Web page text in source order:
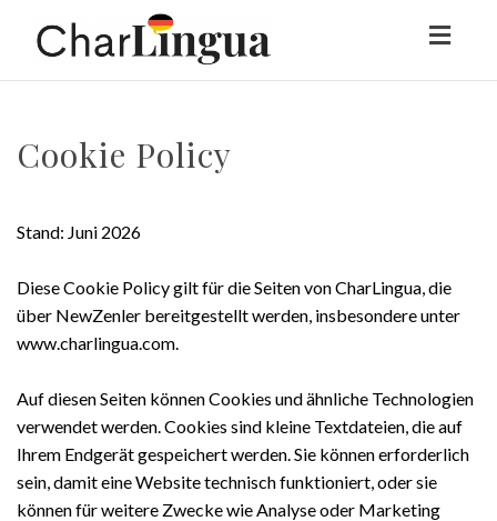
Cookie Policy
Stand: Juni 2026
Diese Cookie Policy gilt für die Seiten von CharLingua, die
über NewZenler bereitgestellt werden, insbesondere unter
www.charlingua.com.
Auf diesen Seiten können Cookies und ähnliche Technologien
verwendet werden. Cookies sind kleine Textdateien, die auf
Ihrem Endgerät gespeichert werden. Sie können erforderlich
sein, damit eine Website technisch funktioniert, oder sie
können für weitere Zwecke wie Analyse oder Marketing